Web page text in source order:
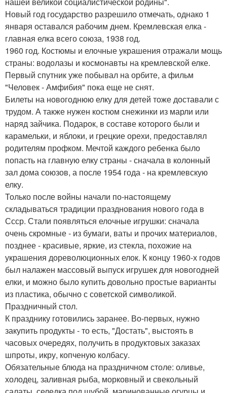
Новый год государство разрешило отмечать, однако 1
января оставался рабочим днем. Кремлевская елка -
главная елка всего союза, 1938 год.
1960 год. Костюмы и елочные украшения отражали мощь
страны: водолазы и космонавты на кремлевской елке.
Первый спутник уже побывал на орбите, а фильм
"Человек - Амфибия" пока еще не снят.
Билеты на новогоднюю елку для детей тоже доставали с
трудом. А также нужен костюм снежинки из марли или
наряд зайчика. Подарок, в составе которого были и
карамельки, и яблоки, и грецкие орехи, предоставлял
родителям профком. Мечтой каждого ребенка было
попасть на главную елку страны - сначала в колонный
зал дома союзов, а после 1954 года - на кремлевскую
елку.
Только после войны начали по-настоящему
складываться традиции празднования нового года в
Ссср. Стали появляться елочные игрушки: сначала
очень скромные - из бумаги, ваты и прочих материалов,
позднее - красивые, яркие, из стекла, похожие на
украшения дореволюционных елок. К концу 1960-х годов
был налажен массовый выпуск игрушек для новогодней
елки, и можно было купить довольно простые варианты
из пластика, обычно с советской символикой.
Праздничный стол.
К празднику готовились заранее. Во-первых, нужно
закупить продукты - то есть, "Достать", выстоять в
часовых очередях, получить в продуктовых заказах
шпроты, икру, копченую колбасу.
Обязательные блюда на праздничном столе: оливье,
холодец, заливная рыба, морковный и свекольный